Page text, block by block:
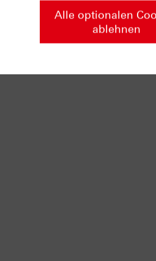
Alle optionalen
ablehnen